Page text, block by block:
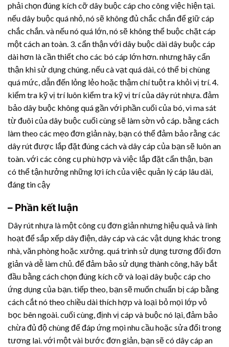
phải chọn đúng kích cỡ dây buộc cáp cho công việc hiện tại.
nếu dây buộc quá nhỏ, nó sẽ không đủ chắc chắn để giữ cáp
chắc chắn. và nếu nó quá lớn, nó sẽ không thể buộc chặt cáp
một cách an toàn. 3. cẩn thận với dây buộc dài dây buộc cáp
dài hơn là cần thiết cho các bó cáp lớn hơn. nhưng hãy cẩn
thận khi sử dụng chúng. nếu cà vạt quá dài, có thể bị chùng
quá mức, dẫn đến lỏng lẻo hoặc thậm chí tuột ra khỏi vị trí. 4.
kiểm tra kỹ vị trí luôn kiểm tra kỹ vị trí củadây rút nhựa. đảm
bảo dây buộc không quá gần với phần cuối của bó, vì ma sát
từ đuôi của dây buộc cuối cùng sẽ làm sờn vỏ cáp. bằng cách
làm theo các mẹo đơn giản này, bạn có thể đảm bảo rằng các
dây rút được lắp đặt đúng cách và dây cáp của bạn sẽ luôn an
toàn. với các công cụ phù hợp và việc lắp đặt cẩn thận, bạn
có thể tận hưởng những lợi ích của việc quản lý cáp lâu dài,
đáng tin cậy
– Phần kết luận
Dây rút nhựa là một công cụ đơn giản nhưng hiệu quả và linh
hoạt để sắp xếp dây điện, dây cáp và các vật dụng khác trong
nhà, văn phòng hoặc xưởng. quá trình sử dụng tương đối đơn
giản và dễ làm chủ. để đảm bảo sử dụng thành công, hãy bắt
đầu bằng cách chọn đúng kích cỡ và loại dây buộc cáp cho
ứng dụng của bạn. tiếp theo, bạn sẽ muốn chuẩn bị cáp bằng
cách cắt nó theo chiều dài thích hợp và loại bỏ mọi lớp vỏ
bọc bên ngoài. cuối cùng, định vị cáp và buộc nó lại, đảm bảo
chừa đủ độ chùng để đáp ứng mọi nhu cầu hoặc sửa đổi trong
tương lai. với một vài bước đơn giản, bạn sẽ có dây cáp an